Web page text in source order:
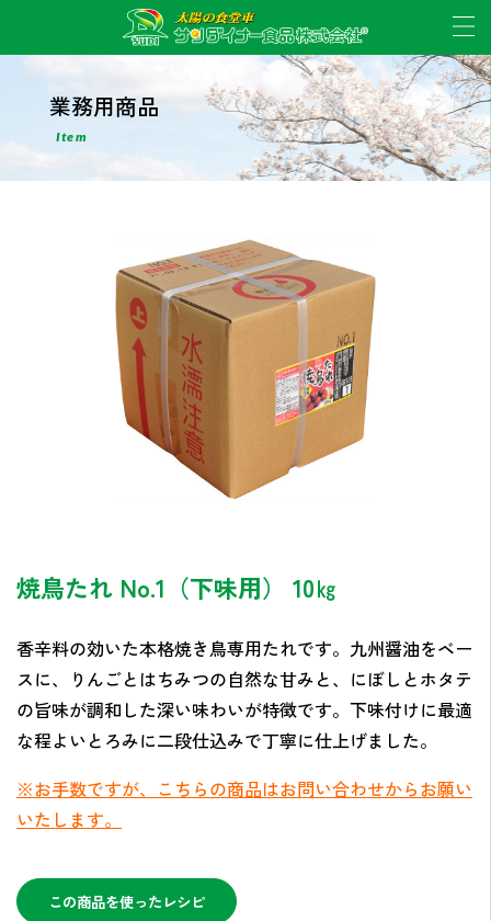
業務用商品
Item
焼鳥たれ No.1（下味用） 10㎏
香辛料の効いた本格焼き鳥専用たれです。九州醤油をベー
スに、りんごとはちみつの自然な甘みと、にぼしとホタテ
の旨味が調和した深い味わいが特徴です。下味付けに最適
な程よいとろみに二段仕込みで丁寧に仕上げました。
※お手数ですが、こちらの商品はお問い合わせからお願い
いたします。
この商品を使ったレシピ